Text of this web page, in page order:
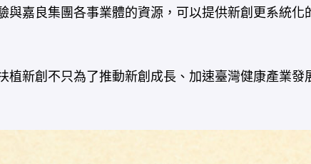
嘉良集團各事業體的資源，可以提供新創更系統
新創不只為了推動新創成長、加速臺灣健康產業發